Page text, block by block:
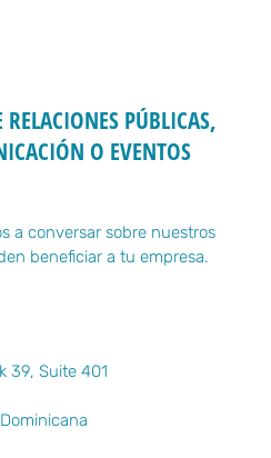
PÚBLICAS,
O EVENTOS
a conversar sobre nuestros
beneficiar a tu empresa.
39, Suite 401